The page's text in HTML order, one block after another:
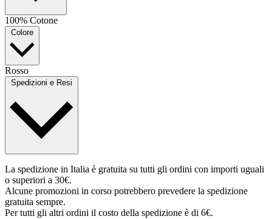
100% Cotone
Colore
Rosso
Spedizioni e Resi
La spedizione in Italia è gratuita su tutti gli ordini con importi uguali
o superiori a 30€.
Alcune promozioni in corso potrebbero prevedere la spedizione
gratuita sempre.
Per tutti gli altri ordini il costo della spedizione è di 6€.